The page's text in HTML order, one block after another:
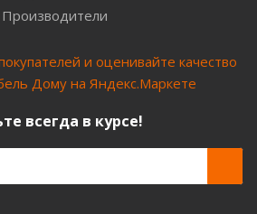
Производители
всегда в курсе!